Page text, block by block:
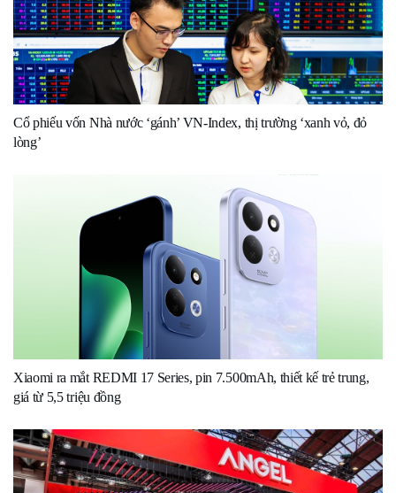
Cổ phiếu vốn Nhà nước ‘gánh’ VN-Index, thị trường ‘xanh vỏ, đỏ
lòng’
Xiaomi ra mắt REDMI 17 Series, pin 7.500mAh, thiết kế trẻ trung,
giá từ 5,5 triệu đồng